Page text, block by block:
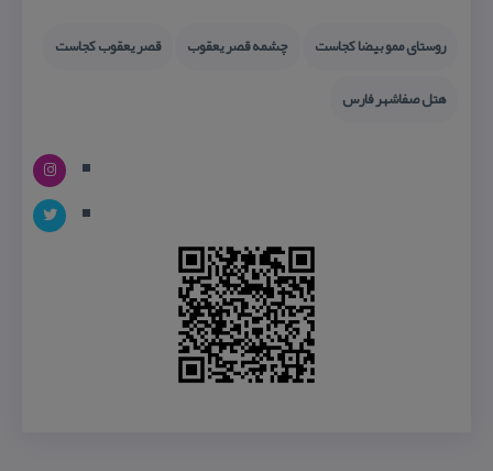
روستای ممو بیضا كجاست چشمه قصر یعقوب
قصر یعقوب كجاست
هتل صفاشهر فارس